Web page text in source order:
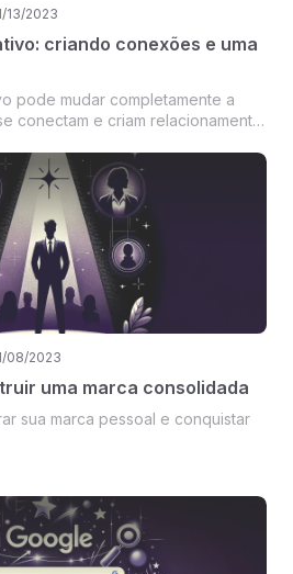
13/2023
criando conexões e uma
pode mudar completamente a
conectam e criam relacionamento
08/2023
uma marca consolidada
sua marca pessoal e conquistar